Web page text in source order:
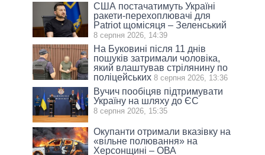
США постачатимуть Україні
ракети-перехоплювачі для
Patriot щомісяця – Зеленський
8 серпня 2026, 14:39
На Буковині після 11 днів
пошуків затримали чоловіка,
який влаштував стрілянину по
поліцейських 8 серпня 2026, 13:36
Вучич пообіцяв підтримувати
Україну на шляху до ЄС
8 серпня 2026, 15:35
Окупанти отримали вказівку на
«вільне полювання» на
Херсонщині – ОВА